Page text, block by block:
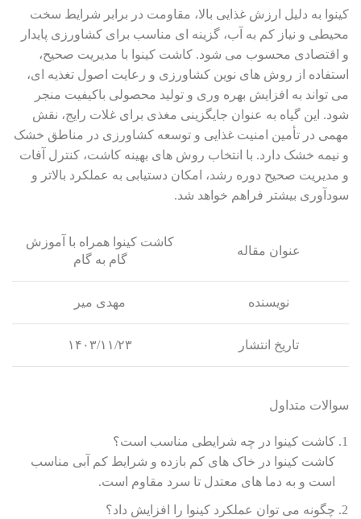
کینوا به دلیل ارزش غذایی بالا، مقاومت در برابر شرایط سخت
محیطی و نیاز کم به آب، گزینه ای مناسب برای کشاورزی پایدار
و اقتصادی محسوب می شود. کاشت کینوا با مدیریت صحیح،
استفاده از روش های نوین کشاورزی و رعایت اصول تغذیه ای،
می تواند به افزایش بهره وری و تولید محصولی باکیفیت منجر
شود. این گیاه به عنوان جایگزینی مغذی برای غلات رایج، نقش
مهمی در تأمین امنیت غذایی و توسعه کشاورزی در مناطق خشک
و نیمه خشک دارد. با انتخاب روش های بهینه کاشت، کنترل آفات
و مدیریت صحیح دوره رشد، امکان دستیابی به عملکرد بالاتر و
سودآوری بیشتر فراهم خواهد شد.
عنوان مقاله
کاشت کینوا همراه با آموزش
گام به گام
نویسنده مهدی میر
تاریخ انتشار ۱۴۰۳/۱۱/۲۳
سوالات متداول
کاشت کینوا در چه شرایطی مناسب است؟
کاشت کینوا در خاک های کم بازده و شرایط کم آبی مناسب
است و به دما های معتدل تا سرد مقاوم است.
چگونه می توان عملکرد کینوا را افزایش داد؟